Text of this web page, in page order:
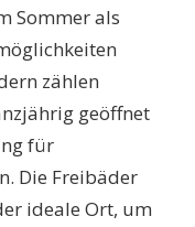
Sommer als
zählen
geöffnet
für
Die Freibäder
ideale Ort, um